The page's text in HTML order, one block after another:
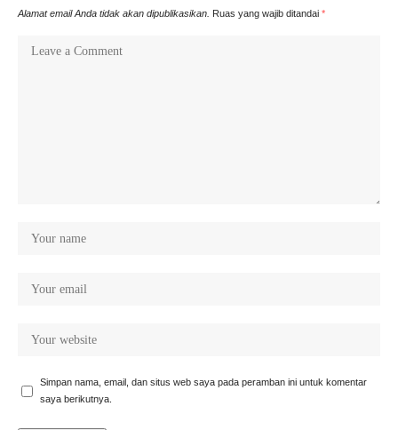
Alamat email Anda tidak akan dipublikasikan. Ruas yang wajib ditandai *
Simpan nama, email, dan situs web saya pada peramban ini untuk komentar
saya berikutnya.